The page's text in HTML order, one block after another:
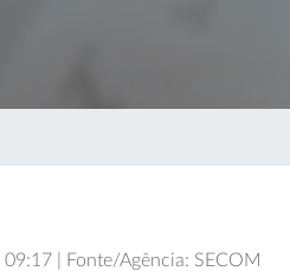
| Fonte/Agência: SECOM